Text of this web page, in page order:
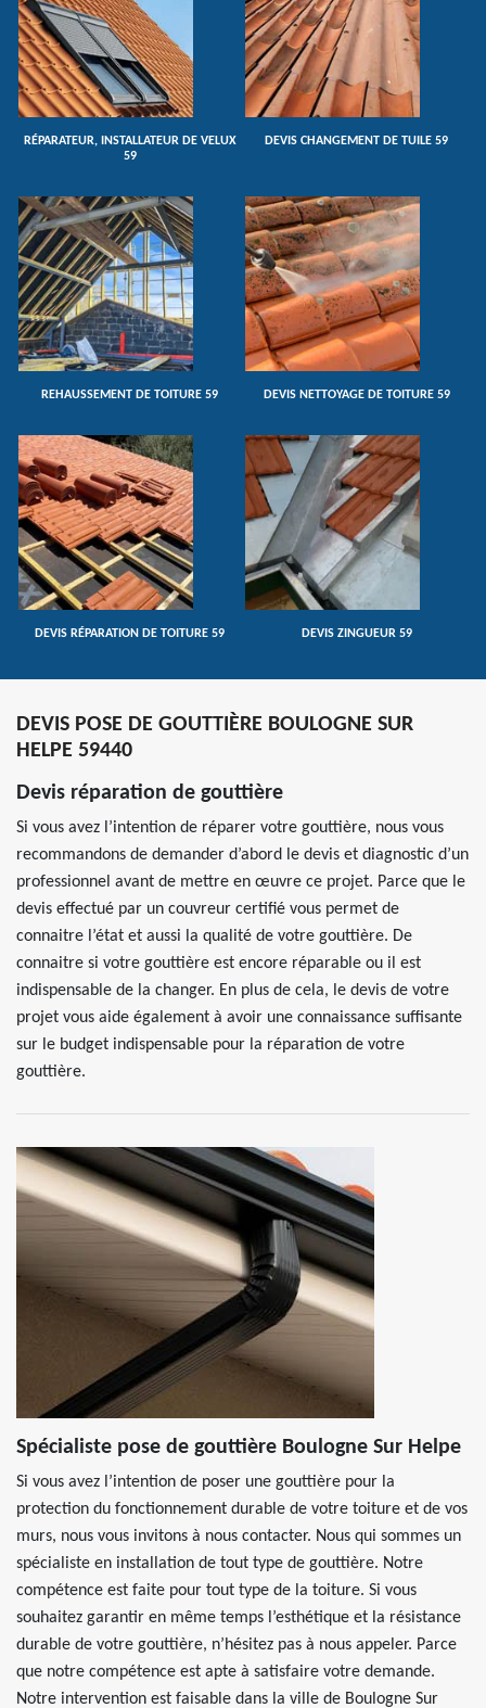
RÉPARATEUR, INSTALLATEUR DE VELUX
59
DEVIS CHANGEMENT DE TUILE 59
REHAUSSEMENT DE TOITURE 59 DEVIS NETTOYAGE DE TOITURE 59
DEVIS RÉPARATION DE TOITURE 59 DEVIS ZINGUEUR 59
DEVIS POSE DE GOUTTIÈRE BOULOGNE SUR
HELPE 59440
Devis réparation de gouttière
Si vous avez l’intention de réparer votre gouttière, nous vous
recommandons de demander d’abord le devis et diagnostic d’un
professionnel avant de mettre en œuvre ce projet. Parce que le
devis effectué par un couvreur certifié vous permet de
connaitre l’état et aussi la qualité de votre gouttière. De
connaitre si votre gouttière est encore réparable ou il est
indispensable de la changer. En plus de cela, le devis de votre
projet vous aide également à avoir une connaissance suffisante
sur le budget indispensable pour la réparation de votre
gouttière.
Spécialiste pose de gouttière Boulogne Sur Helpe
Si vous avez l’intention de poser une gouttière pour la
protection du fonctionnement durable de votre toiture et de vos
murs, nous vous invitons à nous contacter. Nous qui sommes un
spécialiste en installation de tout type de gouttière. Notre
compétence est faite pour tout type de la toiture. Si vous
souhaitez garantir en même temps l’esthétique et la résistance
durable de votre gouttière, n’hésitez pas à nous appeler. Parce
que notre compétence est apte à satisfaire votre demande.
Notre intervention est faisable dans la ville de Boulogne Sur